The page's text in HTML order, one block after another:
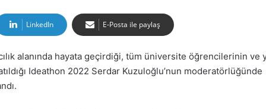
LinkedIn E-Posta ile paylaş
alanında hayata geçirdiği, tüm üniversite öğrencilerinin ve
Ideathon 2022 Serdar Kuzuloğlu’nun moderatörlüğünde